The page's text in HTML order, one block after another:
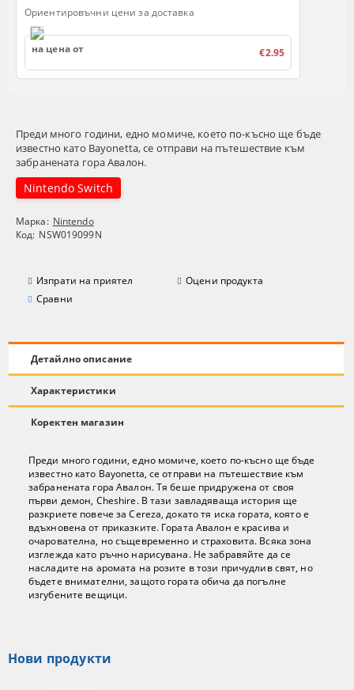
Преди много години, едно момиче, което по-късно ще бъде
известно като Bayonetta, се отправи на пътешествие към
забранената гора Авалон.
Nintendo Switch
Марка: Nintendo
Код: NSW019099N
Изпрати на приятел
Оцени продукта
Сравни
Ориентировъчни цени за доставка
на цена от €2.95
Детайлно описание
Характеристики
Коректен магазин
Преди много години, едно момиче, което по-късно ще бъде
известно като Bayonetta, се отправи на пътешествие към
забранената гора Авалон. Тя беше придружена от своя
първи демон, Cheshire. В тази завладяваща история ще
разкриете повече за Cereza, докато тя иска гората, която е
вдъхновена от приказките. Гората Авалон е красива и
очарователна, но същевременно и страховита. Всяка зона
изглежда като ръчно нарисувана. Не забравяйте да се
насладите на аромата на розите в този причудлив свят, но
бъдете внимателни, защото гората обича да погълне
изгубените вещици.
Нови продукти